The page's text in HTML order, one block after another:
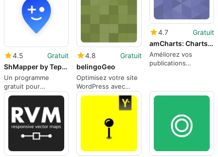
4.5
Gratuit
ShMapper by Teplitsa
Un programme
gratuit pour
WordPress, par
4.8
Gratuit
belingoGeo
Optimisez votre site
WordPress avec
belingoGeo
4.7
Gratuit
amCharts: Charts and Maps
Améliorez vos
publications